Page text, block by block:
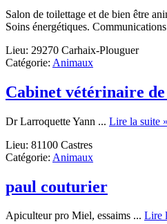
Salon de toilettage et de bien être
Soins énergétiques.
Lieu: 29270 Carhaix-Plouguer
Catégorie: Animaux
Cabinet vétérinaire
Dr Larroquette Yann ... Lire la suite »
Lieu: 81100 Castres
Catégorie: Animaux
paul couturier
Apiculteur pro Miel, essaims ... Lire